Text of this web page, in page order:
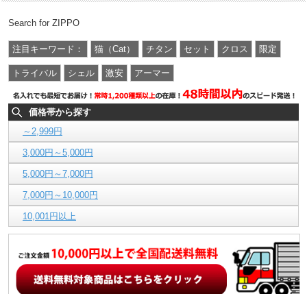
Search for ZIPPO
注目キーワード： 猫（Cat） チタン セット クロス 限定
トライバル シェル 激安 アーマー
価格帯から探す
～2,999円
3,000円～5,000円
5,000円～7,000円
7,000円～10,000円
10,001円以上